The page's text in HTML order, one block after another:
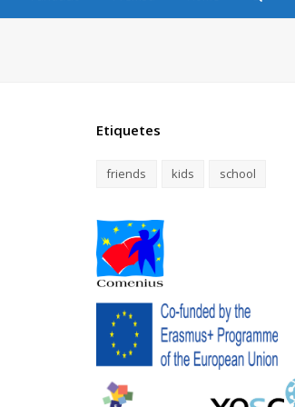
Etiquetes
friends kids school